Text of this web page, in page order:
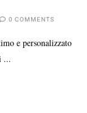
0 COMMENTS
e personalizzato
...